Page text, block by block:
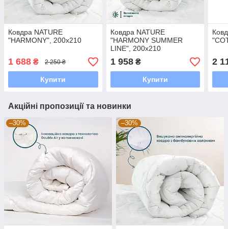
Ковдра NATURE
"HARMONY", 200x210
1 688 ₴ 2 250 ₴
Купити
Ковдра NATURE
"HARMONY SUMMER
LINE", 200x210
1 958₴
Купити
2
Акційні пропозиції та новинки
–30% –30%